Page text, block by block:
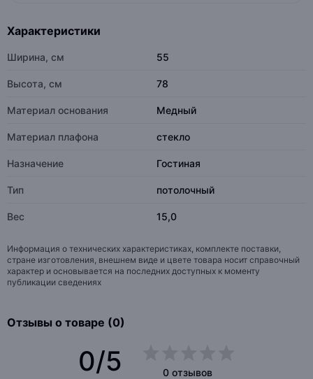
Характеристики
Ширина, см 55
Высота, см 78
Материал основания Медный
Материал плафона стекло
Назначение Гостиная
Тип потолочный
Вес 15,0
Информация о технических характеристиках, комплекте поставки,
стране изготовления, внешнем виде и цвете товара носит справочный
характер и основывается на последних доступных к моменту
публикации сведениях
Отзывы о товаре (0)
0/5
0 отзывов